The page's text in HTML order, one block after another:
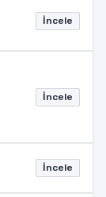
İncele
İncele
İncele